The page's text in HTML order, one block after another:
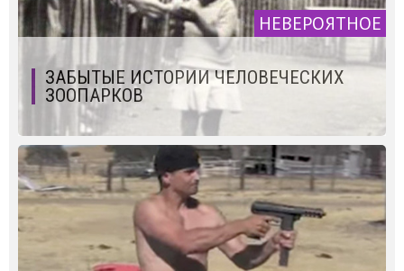
НЕВЕРОЯТНОЕ
ЗАБЫТЫЕ ИСТОРИИ ЧЕЛОВЕЧЕСКИХ
ЗООПАРКОВ